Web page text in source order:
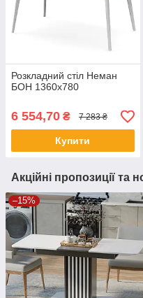
Розкладний стіл Неман
БОН 1360х780
6 554,70 ₴ 7 283 ₴
Купити
Акційні пропозиції та
–15%